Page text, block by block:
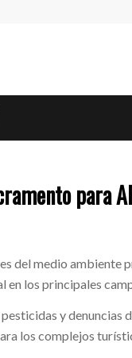
para
del medio ambiente
los principales
y
los complejos